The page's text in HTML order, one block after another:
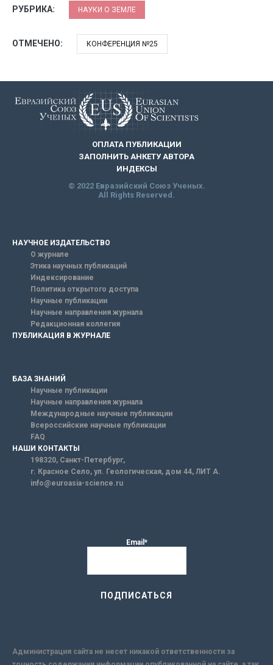
РУБРИКА: НАУКИ О ЗЕМЛЕ
ОТМЕЧЕНО: КОНФЕРЕНЦИЯ №25
ОПЛАТА ПУБЛИКАЦИИ
ЗАПОЛНИТЬ АНКЕТУ АВТОРА
ИНДЕКСЫ
© 2022 Евразийский Союз Ученых.
All Rights Reserved.
НАУЧНОЕ ИЗДАТЕЛЬСТВО
О журнале
Этика научных публикаций
Индексирование
Политика открытого доступа
Научные публикации
Научные направления журнала
Редакционная коллегия
ПУБЛИКАЦИЯ В ЖУРНАЛЕ
БАЗА ЗНАНИЙ
Научные публикации
Научные направления журнала
Международные научные публикации
Всероссийские научные публикации
FAQ
НАШИ КОНТАКТЫ
198320, Санкт-Петербург,
г. Красное Село, ул. Геологическая, дом 44, ЛИТ А.
info@euroasia-science.ru
Email*
Администрация сайта не несет никакой ответственности за